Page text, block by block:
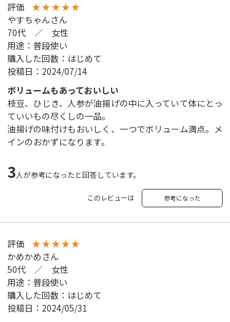
評価 ★★★★★
やすちゃんさん
70代 ／ 女性
用途：普段使い
購入した回数：はじめて
投稿日：2024/07/14
ボリュームもあっておいしい
枝豆、ひじき、人参が油揚げの中に入っていて体にとっ
ていいもの尽くしの一品。
油揚げの味付けもおいしく、一つでボリューム満点。メ
インのおかずになります。
3人が参考になったと回答しています。
このレビューは 参考になった
評価 ★★★★★
かめかめさん
50代 ／ 女性
用途：普段使い
購入した回数：はじめて
投稿日：2024/05/31